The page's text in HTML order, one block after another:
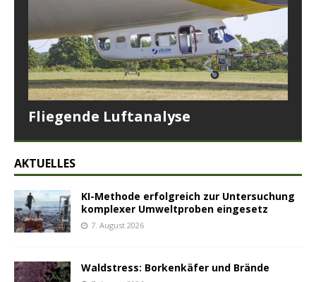
Fliegende Luftanalyse
AKTUELLES
KI-Methode erfolgreich zur Untersuchung
komplexer Umweltproben eingesetz
7. August 2026
Waldstress: Borkenkäfer und Brände